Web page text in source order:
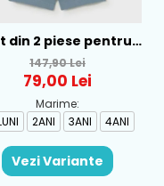
din 2 piese pentru
baieti Mayoral, Alb-
Albastru - 1665-31
147,90 Lei
79,00 Lei
Marime:
2ANI 3ANI 4ANI
Vezi Variante